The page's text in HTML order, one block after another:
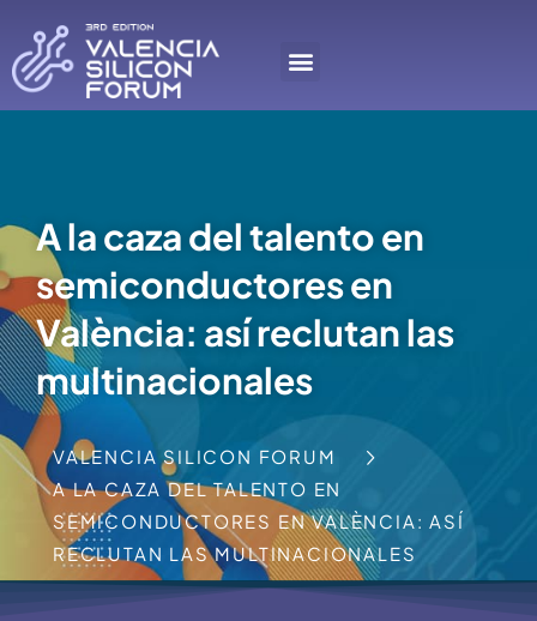
A la caza del talento en
semiconductores en
València: así reclutan las
multinacionales
VALENCIA SILICON FORUM
A LA CAZA DEL TALENTO EN
SEMICONDUCTORES EN VALÈNCIA: ASÍ
RECLUTAN LAS MULTINACIONALES